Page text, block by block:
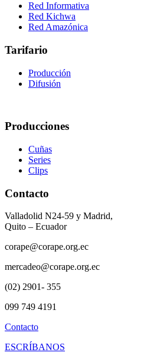
Red Informativa
Red Kichwa
Red Amazónica
Tarifario
Producción
Difusión
Producciones
Cuñas
Series
Clips
Contacto
Valladolid N24-59 y Madrid,
Quito – Ecuador
corape@corape.org.ec
mercadeo@corape.org.ec
(02) 2901- 355
099 749 4191
Contacto
ESCRÍBANOS